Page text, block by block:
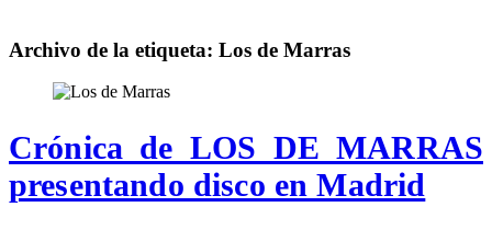
Archivo de la etiqueta: Los de Marras
Crónica de LOS DE MARRAS
presentando disco en Madrid